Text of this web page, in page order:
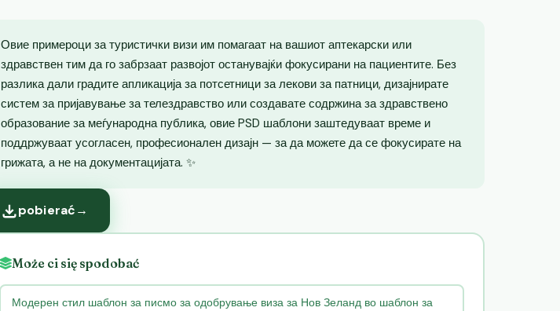
Овие примероци за туристички визи им помагаат на вашиот аптекарски или
здравствен тим да го забрзаат развојот останувајќи фокусирани на пациентите. Без
разлика дали градите апликација за потсетници за лекови за патници, дизајнирате
систем за пријавување за телездравство или создавате содржина за здравствено
образование за меѓународна публика, овие PSD шаблони заштедуваат време и
поддржуваат усогласен, професионален дизајн — за да можете да се фокусирате на
грижата, а не на документацијата. ✨
pobierać→
Może ci się spodobać
Модерен стил шаблон за писмо за одобрување виза за Нов Зеланд во шаблон за